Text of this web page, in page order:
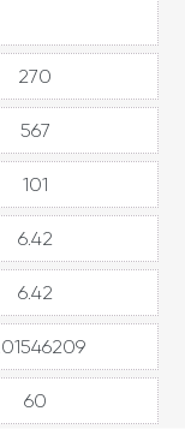
270
567
101
6.42
6.42
60